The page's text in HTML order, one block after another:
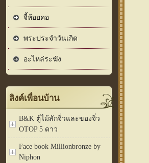
จี้ห้อยคอ
พระประจำวันเกิด
อะไหล่ระฆัง
ลิงค์เพื่อนบ้าน
B&K ตู้ไม้สักจิ๋วและของจิ๋ว
OTOP 5 ดาว
Face book Millionbronze by
Niphon